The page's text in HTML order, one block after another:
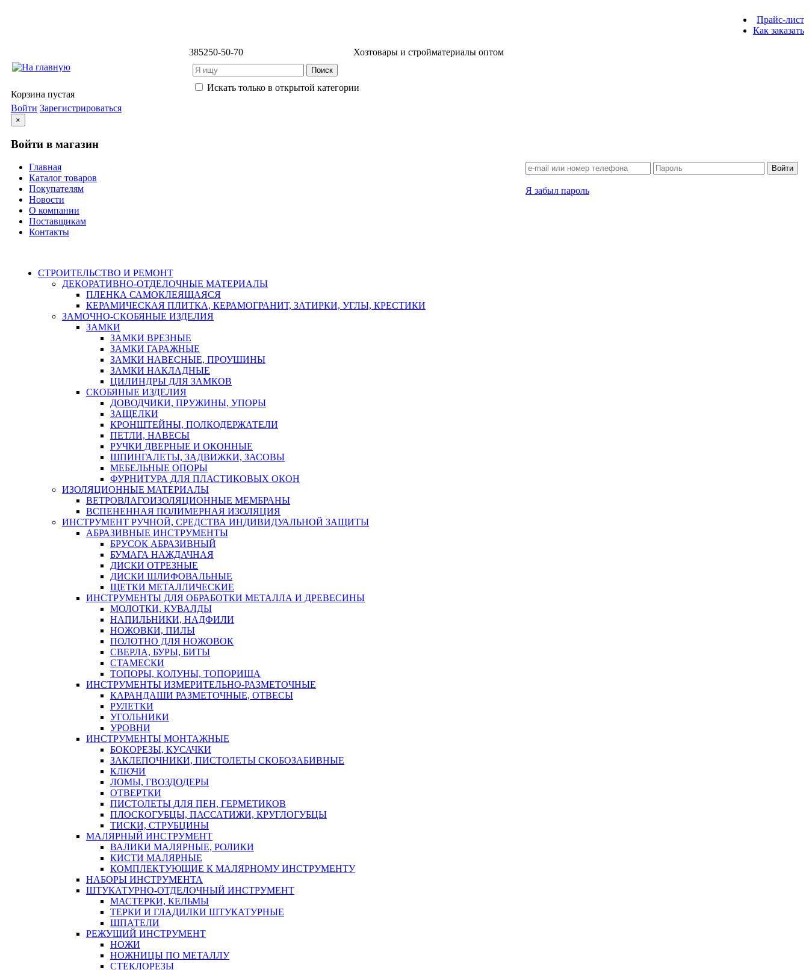
Прайс-лист
Как заказать
385250-50-70 Хозтовары и стройматериалы оптом
Искать только в открытой категории
Корзина пустая
Войти Зарегистрироваться
×
Войти в магазин
Войти
Я забыл пароль
Главная
Каталог товаров
Покупателям
Новости
О компании
Поставщикам
Контакты
СТРОИТЕЛЬСТВО И РЕМОНТ
ДЕКОРАТИВНО-ОТДЕЛОЧНЫЕ МАТЕРИАЛЫ
ПЛЕНКА САМОКЛЕЯЩАЯСЯ
КЕРАМИЧЕСКАЯ ПЛИТКА, КЕРАМОГРАНИТ, ЗАТИРКИ, УГЛЫ, КРЕСТИКИ
ЗАМОЧНО-СКОБЯНЫЕ ИЗДЕЛИЯ
ЗАМКИ
ЗАМКИ ВРЕЗНЫЕ
ЗАМКИ ГАРАЖНЫЕ
ЗАМКИ НАВЕСНЫЕ, ПРОУШИНЫ
ЗАМКИ НАКЛАДНЫЕ
ЦИЛИНДРЫ ДЛЯ ЗАМКОВ
СКОБЯНЫЕ ИЗДЕЛИЯ
ДОВОДЧИКИ, ПРУЖИНЫ, УПОРЫ
ЗАЩЕЛКИ
КРОНШТЕЙНЫ, ПОЛКОДЕРЖАТЕЛИ
ПЕТЛИ, НАВЕСЫ
РУЧКИ ДВЕРНЫЕ И ОКОННЫЕ
ШПИНГАЛЕТЫ, ЗАДВИЖКИ, ЗАСОВЫ
МЕБЕЛЬНЫЕ ОПОРЫ
ФУРНИТУРА ДЛЯ ПЛАСТИКОВЫХ ОКОН
ИЗОЛЯЦИОННЫЕ МАТЕРИАЛЫ
ВЕТРОВЛАГОИЗОЛЯЦИОННЫЕ МЕМБРАНЫ
ВСПЕНЕННАЯ ПОЛИМЕРНАЯ ИЗОЛЯЦИЯ
ИНСТРУМЕНТ РУЧНОЙ, СРЕДСТВА ИНДИВИДУАЛЬНОЙ ЗАЩИТЫ
АБРАЗИВНЫЕ ИНСТРУМЕНТЫ
БРУСОК АБРАЗИВНЫЙ
БУМАГА НАЖДАЧНАЯ
ДИСКИ ОТРЕЗНЫЕ
ДИСКИ ШЛИФОВАЛЬНЫЕ
ЩЕТКИ МЕТАЛЛИЧЕСКИЕ
ИНСТРУМЕНТЫ ДЛЯ ОБРАБОТКИ МЕТАЛЛА И ДРЕВЕСИНЫ
МОЛОТКИ, КУВАЛДЫ
НАПИЛЬНИКИ, НАДФИЛИ
НОЖОВКИ, ПИЛЫ
ПОЛОТНО ДЛЯ НОЖОВОК
СВЕРЛА, БУРЫ, БИТЫ
СТАМЕСКИ
ТОПОРЫ, КОЛУНЫ, ТОПОРИЩА
ИНСТРУМЕНТЫ ИЗМЕРИТЕЛЬНО-РАЗМЕТОЧНЫЕ
КАРАНДАШИ РАЗМЕТОЧНЫЕ, ОТВЕСЫ
РУЛЕТКИ
УГОЛЬНИКИ
УРОВНИ
ИНСТРУМЕНТЫ МОНТАЖНЫЕ
БОКОРЕЗЫ, КУСАЧКИ
ЗАКЛЕПОЧНИКИ, ПИСТОЛЕТЫ СКОБОЗАБИВНЫЕ
КЛЮЧИ
ЛОМЫ, ГВОЗДОДЕРЫ
ОТВЕРТКИ
ПИСТОЛЕТЫ ДЛЯ ПЕН, ГЕРМЕТИКОВ
ПЛОСКОГУБЦЫ, ПАССАТИЖИ, КРУГЛОГУБЦЫ
ТИСКИ, СТРУБЦИНЫ
МАЛЯРНЫЙ ИНСТРУМЕНТ
ВАЛИКИ МАЛЯРНЫЕ, РОЛИКИ
КИСТИ МАЛЯРНЫЕ
КОМПЛЕКТУЮЩИЕ К МАЛЯРНОМУ ИНСТРУМЕНТУ
НАБОРЫ ИНСТРУМЕНТА
ШТУКАТУРНО-ОТДЕЛОЧНЫЙ ИНСТРУМЕНТ
МАСТЕРКИ, КЕЛЬМЫ
ТЕРКИ И ГЛАДИЛКИ ШТУКАТУРНЫЕ
ШПАТЕЛИ
РЕЖУЩИЙ ИНСТРУМЕНТ
НОЖИ
НОЖНИЦЫ ПО МЕТАЛЛУ
СТЕКЛОРЕЗЫ